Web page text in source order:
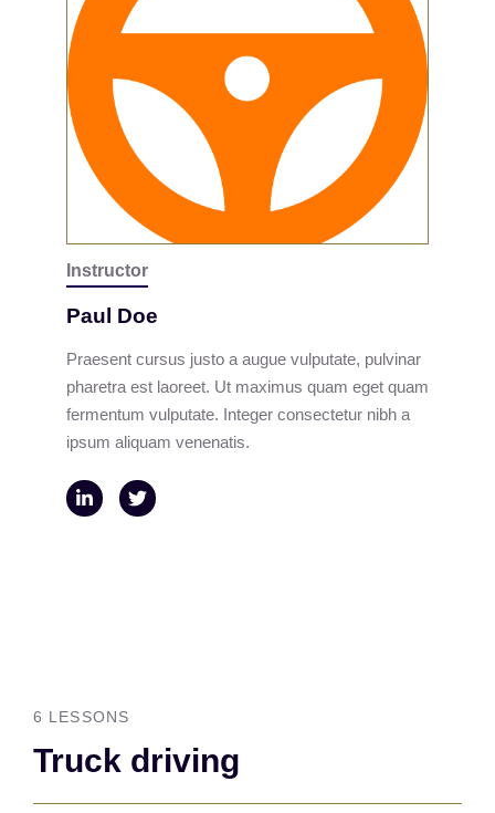
Instructor
Paul Doe
Praesent cursus justo a augue vulputate, pulvinar
pharetra est laoreet. Ut maximus quam eget quam
fermentum vulputate. Integer consectetur nibh a
ipsum aliquam venenatis.
6 LESSONS
Truck driving